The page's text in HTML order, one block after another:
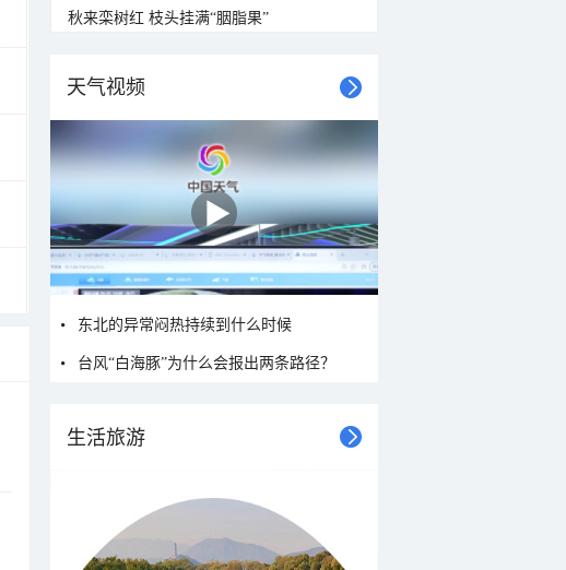
秋来栾树红 枝头挂满“胭脂果”
天气视频
东北的异常闷热持续到什么时候
台风“白海豚”为什么会报出两条路径？
生活旅游